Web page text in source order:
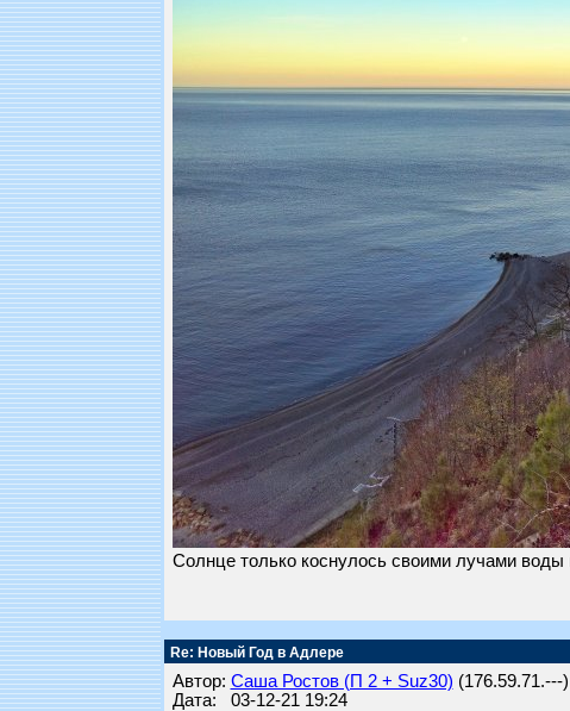
Солнце только коснулось своими лучами воды
Re: Новый Год в Адлере
Автор: Саша Ростов (П 2 + Suz30) (176.59.71.---)
Дата: 03-12-21 19:24